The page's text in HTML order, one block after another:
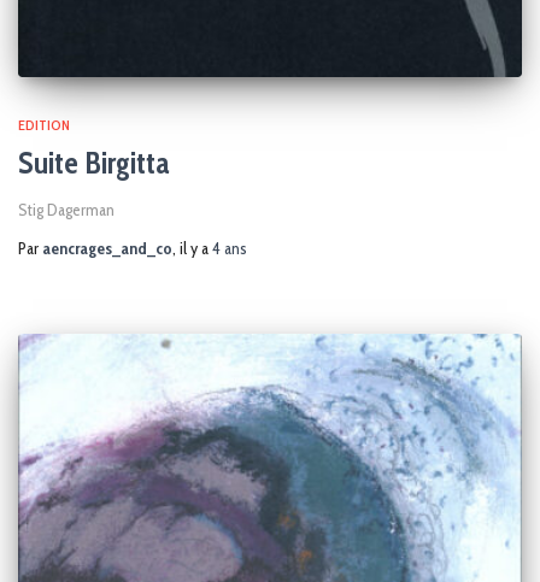
EDITION
Suite Birgitta
Stig Dagerman
Par aencrages_and_co, il y a4 ans